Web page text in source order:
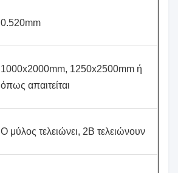
0.520mm
1000x2000mm, 1250x2500mm ή
όπως απαιτείται
Ο μύλος τελειώνει, 2B τελειώνουν